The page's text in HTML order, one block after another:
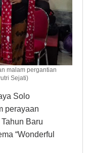
malam pergantian
Sejati)
Solo
perayaan
Baru
“Wonderful